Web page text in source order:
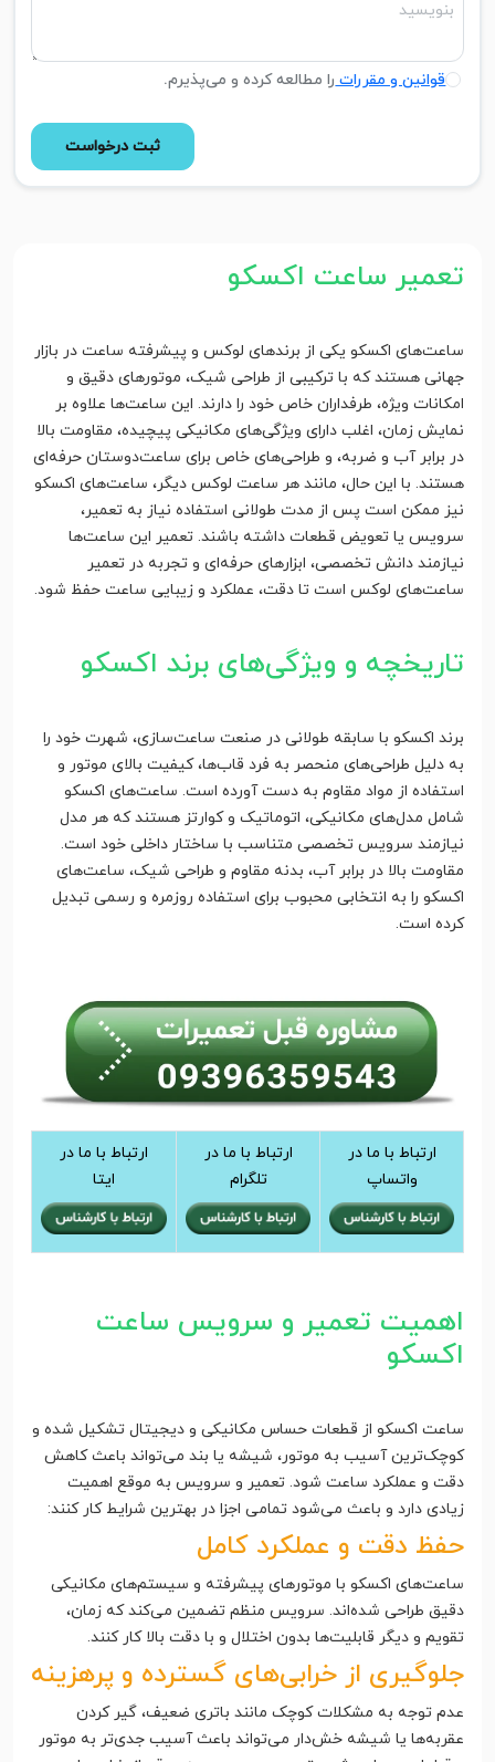
قوانین و مقرراترا مطالعه کرده و می‌پذیرم.
ثبت درخواست
تعمیر ساعت اکسکو
ساعت‌های اکسکو یکی از برندهای لوکس و پیشرفته ساعت در بازار
جهانی هستند که با ترکیبی از طراحی شیک، موتورهای دقیق و
امکانات ویژه، طرفداران خاص خود را دارند. این ساعت‌ها علاوه بر
نمایش زمان، اغلب دارای ویژگی‌های مکانیکی پیچیده، مقاومت بالا
در برابر آب و ضربه، و طراحی‌های خاص برای ساعت‌دوستان حرفه‌ای
هستند. با این حال، مانند هر ساعت لوکس دیگر، ساعت‌های اکسکو
نیز ممکن است پس از مدت طولانی استفاده نیاز به تعمیر،
سرویس یا تعویض قطعات داشته باشند. تعمیر این ساعت‌ها
نیازمند دانش تخصصی، ابزارهای حرفه‌ای و تجربه در تعمیر
ساعت‌های لوکس است تا دقت، عملکرد و زیبایی ساعت حفظ شود.
تاریخچه و ویژگی‌های برند اکسکو
برند اکسکو با سابقه طولانی در صنعت ساعت‌سازی، شهرت خود را
به دلیل طراحی‌های منحصر به فرد قاب‌ها، کیفیت بالای موتور و
استفاده از مواد مقاوم به دست آورده است. ساعت‌های اکسکو
شامل مدل‌های مکانیکی، اتوماتیک و کوارتز هستند که هر مدل
نیازمند سرویس تخصصی متناسب با ساختار داخلی خود است.
مقاومت بالا در برابر آب، بدنه مقاوم و طراحی شیک، ساعت‌های
اکسکو را به انتخابی محبوب برای استفاده روزمره و رسمی تبدیل
کرده است.
ارتباط با ما در
واتساپ
ارتباط با ما در
تلگرام
ارتباط با ما در
ایتا
اهمیت تعمیر و سرویس ساعت
اکسکو
ساعت اکسکو از قطعات حساس مکانیکی و دیجیتال تشکیل شده و
کوچک‌ترین آسیب به موتور، شیشه یا بند می‌تواند باعث کاهش
دقت و عملکرد ساعت شود. تعمیر و سرویس به موقع اهمیت
زیادی دارد و باعث می‌شود تمامی اجزا در بهترین شرایط کار کنند:
حفظ دقت و عملکرد کامل
ساعت‌های اکسکو با موتورهای پیشرفته و سیستم‌های مکانیکی
دقیق طراحی شده‌اند. سرویس منظم تضمین می‌کند که زمان،
تقویم و دیگر قابلیت‌ها بدون اختلال و با دقت بالا کار کنند.
جلوگیری از خرابی‌های گسترده و پرهزینه
عدم توجه به مشکلات کوچک مانند باتری ضعیف، گیر کردن
عقربه‌ها یا شیشه خش‌دار می‌تواند باعث آسیب جدی‌تر به موتور